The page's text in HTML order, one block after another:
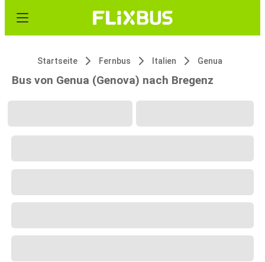
Startseite Fernbus Italien Genua
Bus von Genua (Genova) nach Bregenz